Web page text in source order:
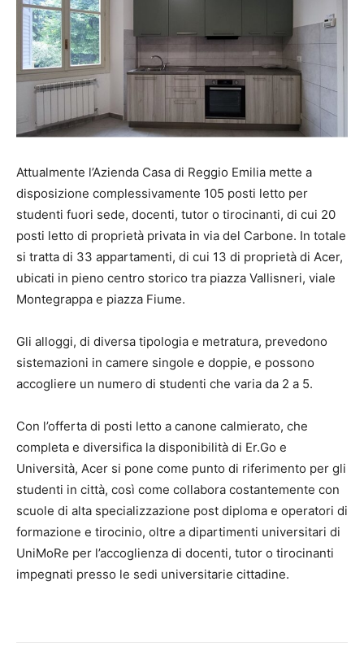
Attualmente l’Azienda Casa di Reggio Emilia mette a
disposizione complessivamente 105 posti letto per
studenti fuori sede, docenti, tutor o tirocinanti, di cui 20
posti letto di proprietà privata in via del Carbone. In totale
si tratta di 33 appartamenti, di cui 13 di proprietà di Acer,
ubicati in pieno centro storico tra piazza Vallisneri, viale
Montegrappa e piazza Fiume.
Gli alloggi, di diversa tipologia e metratura, prevedono
sistemazioni in camere singole e doppie, e possono
accogliere un numero di studenti che varia da 2 a 5.
Con l’offerta di posti letto a canone calmierato, che
completa e diversifica la disponibilità di Er.Go e
Università, Acer si pone come punto di riferimento per gli
studenti in città, così come collabora costantemente con
scuole di alta specializzazione post diploma e operatori di
formazione e tirocinio, oltre a dipartimenti universitari di
UniMoRe per l’accoglienza di docenti, tutor o tirocinanti
impegnati presso le sedi universitarie cittadine.